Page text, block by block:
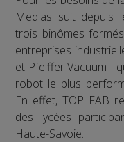
Medias suit depuis
trois binômes
entreprises
et Pfeiffer Vacuum -
robot le plus
En effet, TOP FAB
des lycées
Haute-Savoie.